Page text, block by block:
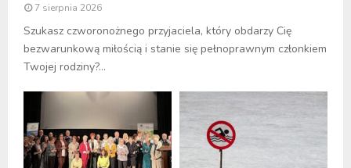
7 sierpnia 2026
Szukasz czworonożnego przyjaciela, który obdarzy Cię
bezwarunkową miłością i stanie się pełnoprawnym członkiem
Twojej rodziny?...